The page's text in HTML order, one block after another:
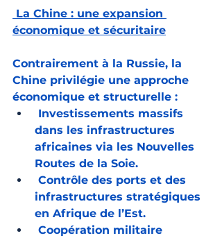
La Chine : une expansion
économique et sécuritaire
Contrairement à la Russie, la
Chine privilégie une approche
économique et structurelle :
Investissements massifs
dans les infrastructures
africaines via les Nouvelles
Routes de la Soie.
Contrôle des ports et des
infrastructures stratégiques
en Afrique de l’Est.
Coopération militaire